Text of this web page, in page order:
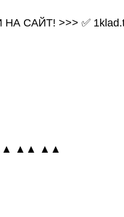
САЙТ! >>> ✅
▲▲ ▲▲